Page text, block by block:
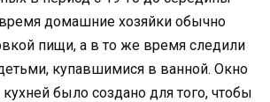
домашние хозяйки обычно
пищи, а в то же время следили
купавшимися в ванной. Окно
было создано для того, чтобы